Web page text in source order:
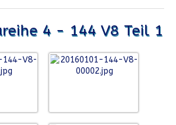
4 - 144 V8 Teil 1